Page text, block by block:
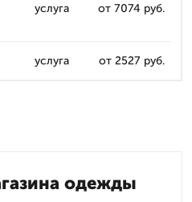
услуга от 7074 руб.
услуга от 2527 руб.
одежды